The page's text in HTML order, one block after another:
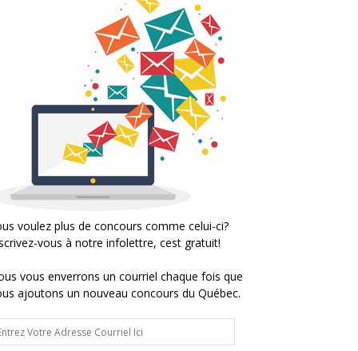
voulez plus de concours comme celui-ci?
vous à notre infolettre, cest gratuit!
vous enverrons un courriel chaque fois que
ajoutons un nouveau concours du Québec.